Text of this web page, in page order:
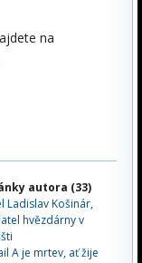
na
autora (33)
Ladislav Košinár,
hvězdárny v
A je mrtev, ať žije